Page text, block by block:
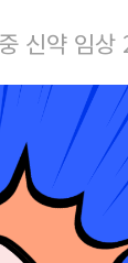
신약 임상